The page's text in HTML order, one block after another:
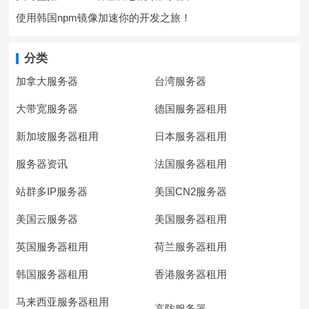
使用韩国npm镜像加速你的开发之旅！
分类
加拿大服务器 台湾服务器
大带宽服务器 德国服务器租用
新加坡服务器租用 日本服务器租用
服务器资讯 法国服务器租用
站群多IP服务器 美国CN2服务器
美国云服务器 美国服务器租用
英国服务器租用 荷兰服务器租用
韩国服务器租用 香港服务器租用
马来西亚服务器租用